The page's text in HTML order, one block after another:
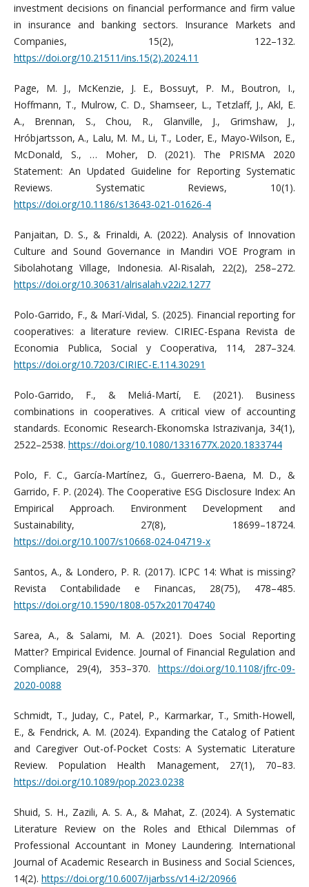
investment decisions on financial performance and firm value
in insurance and banking sectors. Insurance Markets and
Companies, 15(2), 122–132.
https://doi.org/10.21511/ins.15(2).2024.11
Page, M. J., McKenzie, J. E., Bossuyt, P. M., Boutron, I.,
Hoffmann, T., Mulrow, C. D., Shamseer, L., Tetzlaff, J., Akl, E.
A., Brennan, S., Chou, R., Glanville, J., Grimshaw, J.,
Hróbjartsson, A., Lalu, M. M., Li, T., Loder, E., Mayo‐Wilson, E.,
McDonald, S., … Moher, D. (2021). The PRISMA 2020
Statement: An Updated Guideline for Reporting Systematic
Reviews. Systematic Reviews, 10(1).
https://doi.org/10.1186/s13643-021-01626-4
Panjaitan, D. S., & Frinaldi, A. (2022). Analysis of Innovation
Culture and Sound Governance in Mandiri VOE Program in
Sibolahotang Village, Indonesia. Al-Risalah, 22(2), 258–272.
https://doi.org/10.30631/alrisalah.v22i2.1277
Polo-Garrido, F., & Marí-Vidal, S. (2025). Financial reporting for
cooperatives: a literature review. CIRIEC-Espana Revista de
Economia Publica, Social y Cooperativa, 114, 287–324.
https://doi.org/10.7203/CIRIEC-E.114.30291
Polo-Garrido, F., & Meliá-Martí, E. (2021). Business
combinations in cooperatives. A critical view of accounting
standards. Economic Research-Ekonomska Istrazivanja, 34(1),
2522–2538. https://doi.org/10.1080/1331677X.2020.1833744
Polo, F. C., García‐Martínez, G., Guerrero‐Baena, M. D., &
Garrido, F. P. (2024). The Cooperative ESG Disclosure Index: An
Empirical Approach. Environment Development and
Sustainability, 27(8), 18699–18724.
https://doi.org/10.1007/s10668-024-04719-x
Santos, A., & Londero, P. R. (2017). ICPC 14: What is missing?
Revista Contabilidade e Financas, 28(75), 478–485.
https://doi.org/10.1590/1808-057x201704740
Sarea, A., & Salami, M. A. (2021). Does Social Reporting
Matter? Empirical Evidence. Journal of Financial Regulation and
Compliance, 29(4), 353–370.https://doi.org/10.1108/jfrc-09-
2020-0088
Schmidt, T., Juday, C., Patel, P., Karmarkar, T., Smith-Howell,
E., & Fendrick, A. M. (2024). Expanding the Catalog of Patient
and Caregiver Out-of-Pocket Costs: A Systematic Literature
Review. Population Health Management, 27(1), 70–83.
https://doi.org/10.1089/pop.2023.0238
Shuid, S. H., Zazili, A. S. A., & Mahat, Z. (2024). A Systematic
Literature Review on the Roles and Ethical Dilemmas of
Professional Accountant in Money Laundering. International
Journal of Academic Research in Business and Social Sciences,
14(2). https://doi.org/10.6007/ijarbss/v14-i2/20966